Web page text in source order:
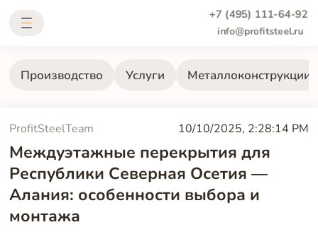
+7 (495) 111-64-92
info@profitsteel.ru
Производство Услуги Металлоконструкции
ProfitSteelTeam 10/10/2025, 2:28:14 PM
Междуэтажные перекрытия для
Республики Северная Осетия —
Алания: особенности выбора и
монтажа